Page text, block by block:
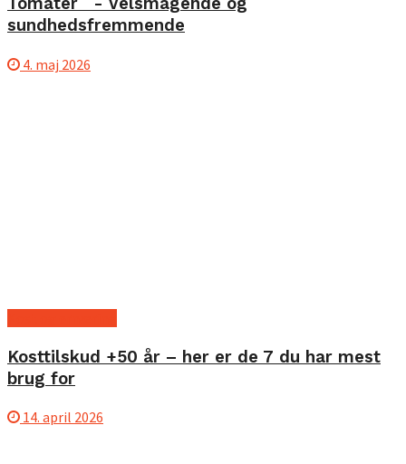
sundhedsfremmende
4. maj 2026
Kosttilskud +50 år – her er de 7 du har mest
brug for
14. april 2026